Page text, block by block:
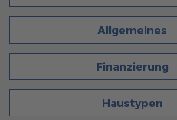
SO INDIVIDUELL KÖNNEN SIE DIE
FERTIGHAUSES GESTALTEN
Seit vielen Jahren gewinnt der Outdoor-
multifunktionalen Raum - sei es als Büro,
Kinderzimmer oder Entspannungsoase.
Allgemeines
Finanzierung
Haustypen